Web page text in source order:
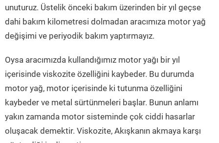
unuturuz. Üstelik önceki bakım üzerinden bir yıl geçse
dahi bakım kilometresi dolmadan aracımıza motor yağ
değişimi ve periyodik bakım yaptırmayız.
Oysa aracımızda kullandığımız motor yağı bir yıl
içerisinde viskozite özelliğini kaybeder. Bu durumda
motor yağ, motor içerisinde ki tutunma özelliğini
kaybeder ve metal sürtünmeleri başlar. Bunun anlamı
yakın zamanda motor sisteminde çok ciddi hasarlar
oluşacak demektir. Viskozite, Akışkanın akmaya karşı